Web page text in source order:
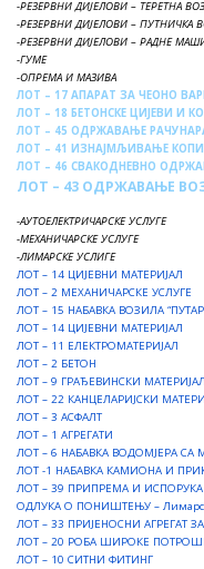
-РЕЗЕРВНИ ДИЈЕЛОВИ – ТЕРЕТНА
-РЕЗЕРВНИ ДИЈЕЛОВИ – ПУТНИЧКА
-РЕЗЕРВНИ ДИЈЕЛОВИ – РАДНЕ
-ГУМЕ
-ОПРЕМА И МАЗИВА
ЛОТ – 17 АПАРАТ ЗА ЧЕОНО
ЛОТ – 18 БЕТОНСКЕ ЦИЈЕВИ И
ЛОТ – 45 ОДРЖАВАЊЕ
ЛОТ – 41 ИЗНАЈМЉИВАЊЕ
ЛОТ – 46 СВАКОДНЕВНО
ЛОТ – 43 ОДРЖАВАЊЕ
-АУТОЕЛЕКТРИЧАРСКЕ УСЛУГЕ
-МЕХАНИЧАРСКЕ УСЛУГЕ
-ЛИМАРСКЕ УСЛИГЕ
ЛОТ – 14 ЦИЈЕВНИ МАТЕРИЈАЛ
ЛОТ – 2 МЕХАНИЧАРСКЕ УСЛУГЕ
ЛОТ – 15 НАБАВКА ВОЗИЛА
ЛOT – 14 ЦИЈЕВНИ МАТЕРИЈАЛ
ЛОТ – 11 ЕЛЕКТРОМАТЕРИЈАЛ
ЛOT – 2 БЕТОН
ЛOT – 9 ГРАЂЕВИНСКИ МАТЕРИЈАЛ
ЛOT – 22 КАНЦЕЛАРИЈСКИ
ЛOT – 3 AСФАЛТ
ЛOT – 1 AГРЕГАТИ
ЛOT – 6 НАБАВКА ВОДОМЈЕРА
ЛОТ -1 НАБАВКА КАМИОНА И
ЛOT – 39 ПРИПРЕМА И ИСПОРУКА
ОДЛУКА О ПОНИШТЕЊУ –
ЛOT – 33 ПРИЈЕНОСНИ АГРЕГАТ ЗА
ЛOT – 20 РОБА ШИРОКЕ
ЛOT – 10 СИТНИ ФИТИНГ